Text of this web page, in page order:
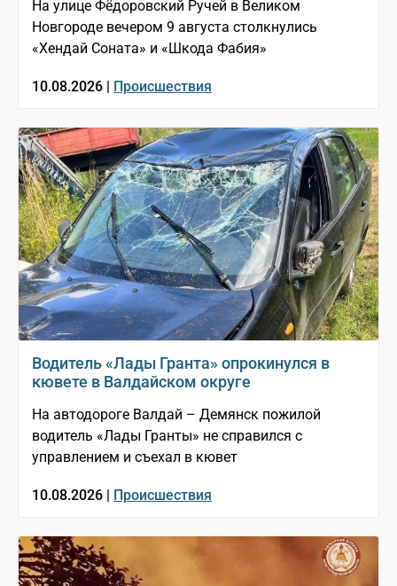
На улице Фёдоровский Ручей в Великом
Новгороде вечером 9 августа столкнулись
«Хендай Соната» и «Шкода Фабия»
10.08.2026 | Происшествия
Водитель «Лады Гранта» опрокинулся в
кювете в Валдайском округе
На автодороге Валдай – Демянск пожилой
водитель «Лады Гранты» не справился с
управлением и съехал в кювет
10.08.2026 | Происшествия